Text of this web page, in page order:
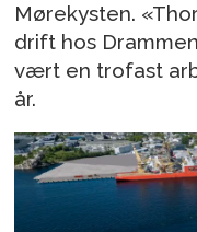
Mørekysten.
drift hos
vært en trofast
år.